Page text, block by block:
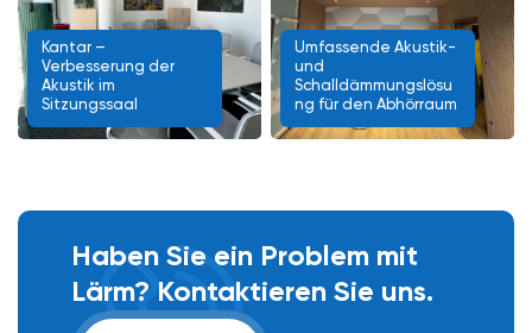
Kantar –
Verbesserung der
Akustik im
Sitzungssaal
Umfassende Akustik-
und
Schalldämmungslösu
ng für den Abhörraum
Haben Sie ein Problem mit
Lärm? Kontaktieren Sie uns.